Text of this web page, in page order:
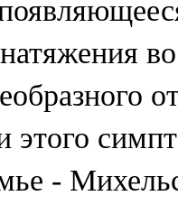
этого
-